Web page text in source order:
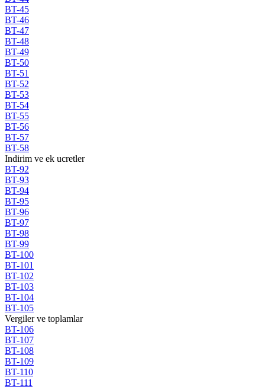
BT-45
BT-46
BT-47
BT-48
BT-49
BT-50
BT-51
BT-52
BT-53
BT-54
BT-55
BT-56
BT-57
BT-58
Indirim ve ek ucretler
BT-92
BT-93
BT-94
BT-95
BT-96
BT-97
BT-98
BT-99
BT-100
BT-101
BT-102
BT-103
BT-104
BT-105
Vergiler ve toplamlar
BT-106
BT-107
BT-108
BT-109
BT-110
BT-111